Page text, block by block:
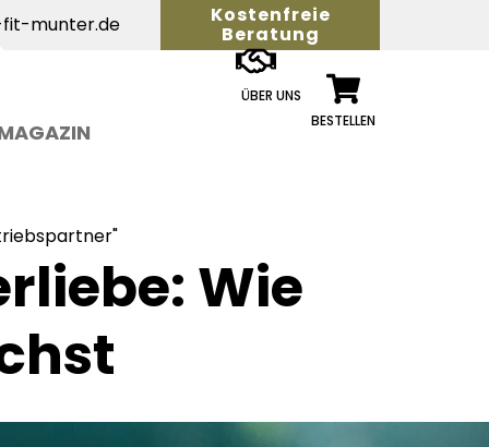
fit-munter.de Kostenfreie
Beratung
ÜBER UNS
BESTELLEN
Wie